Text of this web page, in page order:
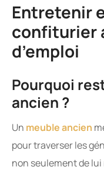
Entretenir
confiturier
d’emploi
Pourquoi
ancien ?
Un meuble ancien
pour traverser les
non seulement de